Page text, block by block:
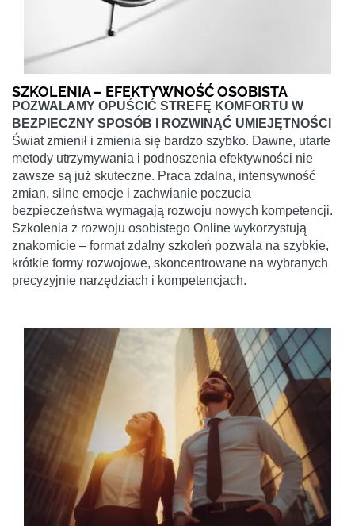
SZKOLENIA – EFEKTYWNOŚĆ OSOBISTA
POZWALAMY OPUŚCIĆ STREFĘ KOMFORTU W
BEZPIECZNY SPOSÓB I ROZWINĄĆ UMIEJĘTNOŚCI
Świat zmienił i zmienia się bardzo szybko. Dawne, utarte
metody utrzymywania i podnoszenia efektywności nie
zawsze są już skuteczne. Praca zdalna, intensywność
zmian, silne emocje i zachwianie poczucia
bezpieczeństwa wymagają rozwoju nowych kompetencji.
Szkolenia z rozwoju osobistego Online wykorzystują
znakomicie – format zdalny szkoleń pozwala na szybkie,
krótkie formy rozwojowe, skoncentrowane na wybranych
precyzyjnie narzędziach i kompetencjach.